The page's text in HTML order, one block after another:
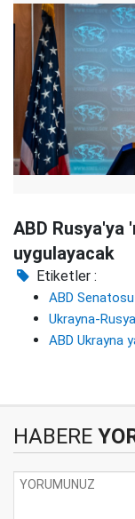
ABD Rusya'ya
uygulayacak
Etiketler :
ABD Senatosu
Ukrayna-
ABD Ukrayna
HABERE